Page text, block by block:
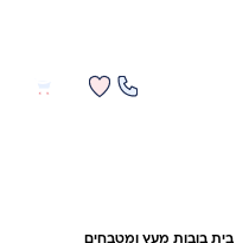
בית בובות מעץ ומטבחים